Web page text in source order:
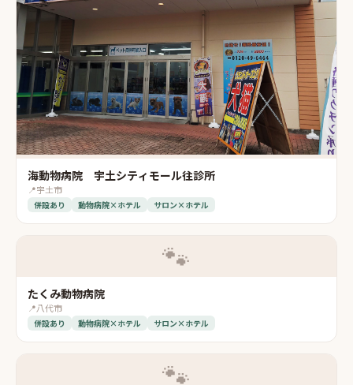
海動物病院 宇土シティモール往診所
📍宇土市
併設あり 動物病院×ホテル サロン×ホテル
🐾
たくみ動物病院
📍八代市
併設あり 動物病院×ホテル サロン×ホテル
🐾